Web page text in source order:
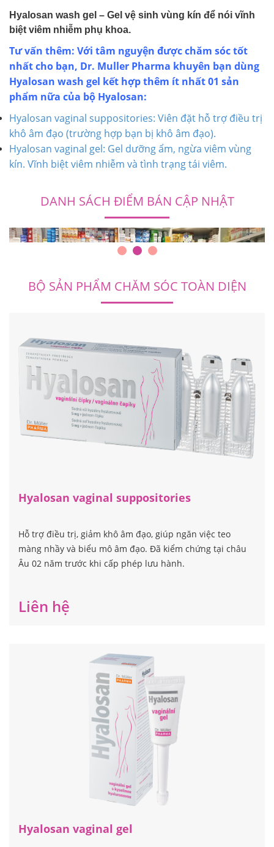
Hyalosan wash gel – Gel vệ sinh vùng kín để nói vĩnh
biệt viêm nhiễm phụ khoa.
Tư vấn thêm: Với tâm nguyện được chăm sóc tốt
nhất cho bạn, Dr. Muller Pharma khuyên bạn dùng
Hyalosan wash gel kết hợp thêm ít nhất 01 sản
phẩm nữa của bộ Hyalosan:
Hyalosan vaginal suppositories: Viên đặt hỗ trợ điều trị
khô âm đạo (trường hợp bạn bị khô âm đạo).
Hyalosan vaginal gel: Gel dưỡng ẩm, ngừa viêm vùng
kín. Vĩnh biệt viêm nhiễm và tình trạng tái viêm.
DANH SÁCH ĐIỂM BÁN CẬP NHẬT
BỘ SẢN PHẨM CHĂM SÓC TOÀN DIỆN
Hỗ trợ điều trị, giảm khô âm đạo, giúp ngăn việc teo
màng nhầy và biểu mô âm đạo. Đã kiểm chứng tại châu
Âu 02 năm trước khi cấp phép lưu hành.